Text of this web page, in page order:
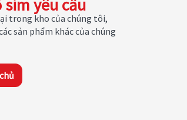
yêu cầu
trong kho của chúng tôi,
sản phẩm khác của chúng